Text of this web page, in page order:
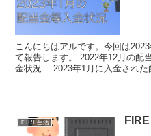
こんにちはアルです。今回は
て報告します。 2022年12月の配
金状況 2023年1月に入金された
...
ＦIRE生活